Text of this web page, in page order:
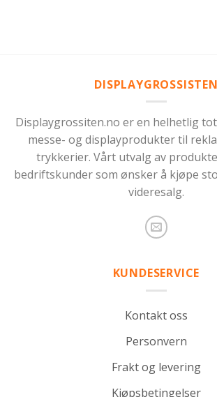
DISPLAYGROSSISTEN
Displaygrossiten.no er en helhetlig
messe- og displayprodukter til
trykkerier. Vårt utvalg av
bedriftskunder som ønsker å kjøpe
videresalg.
KUNDESERVICE
Kontakt oss
Personvern
Frakt og levering
Kjøpsbetingelser